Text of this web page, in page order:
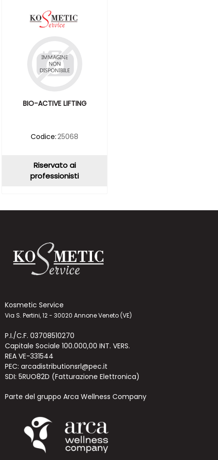
BIO-ACTIVE LIFTING
Codice:25068
Riservato ai
professionisti
Kosmetic Service
Via S. Pertini, 12 - 30020 Annone Veneto (VE)
P.I./C.F. 03708510270
Capitale Sociale 100.000,00 INT. VERS.
REA VE-331544
PEC: arcadistributionsrl@pec.it
SDI: 5RUO82D (Fatturazione Elettronica)
Parte del gruppo Arca Wellness Company